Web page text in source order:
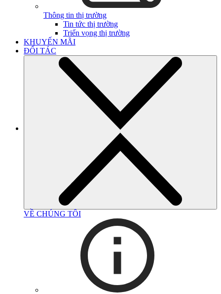
Thông tin thị trường
Tin tức thị trường
Triển vọng thị trường
KHUYẾN MÃI
ĐỐI TÁC
VỀ CHÚNG TÔI